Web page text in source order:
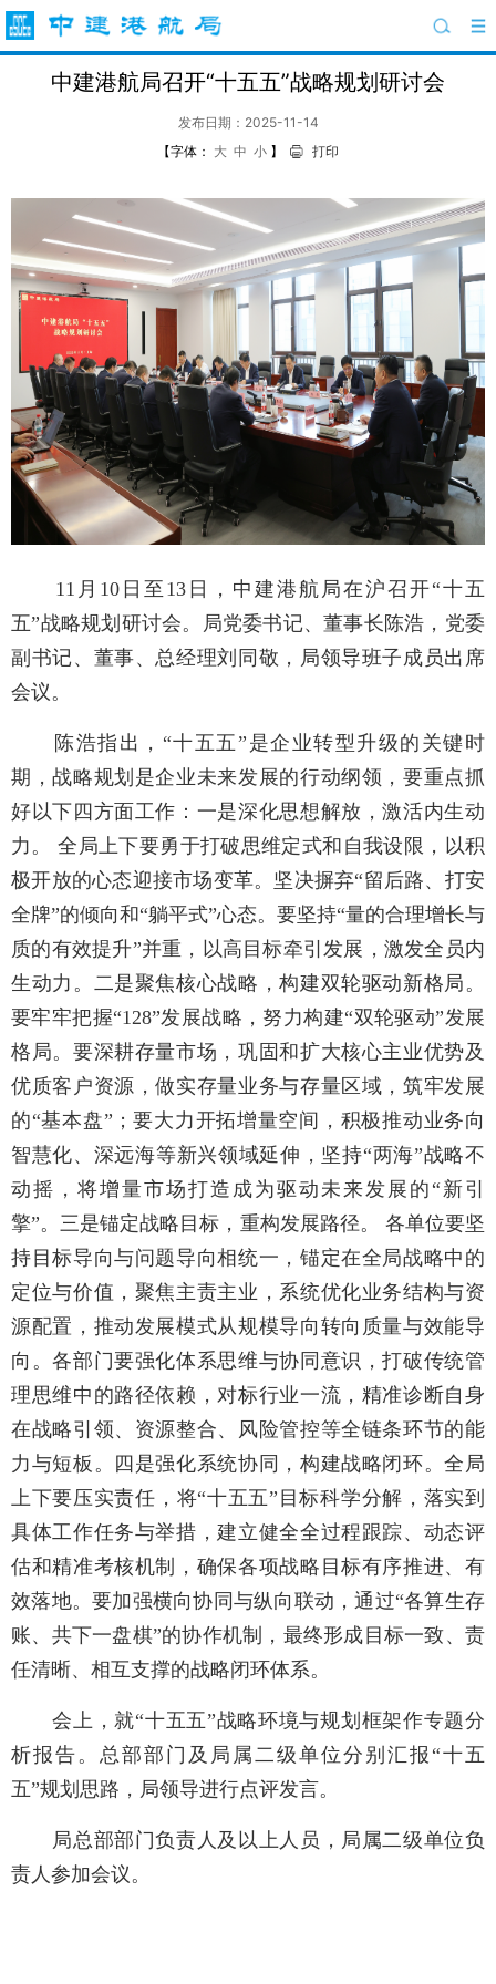
中建港航局召开“十五五”战略规划研讨会
发布日期：2025-11-14
【字体： 大 中 小 】 打印
11月10日至13日，中建港航局在沪召开“十五
五”战略规划研讨会。局党委书记、董事长陈浩，党委
副书记、董事、总经理刘同敬，局领导班子成员出席
会议。
陈浩指出，“十五五”是企业转型升级的关键时
期，战略规划是企业未来发展的行动纲领，要重点抓
好以下四方面工作：一是深化思想解放，激活内生动
力。 全局上下要勇于打破思维定式和自我设限，以积
极开放的心态迎接市场变革。坚决摒弃“留后路、打安
全牌”的倾向和“躺平式”心态。要坚持“量的合理增长与
质的有效提升”并重，以高目标牵引发展，激发全员内
生动力。二是聚焦核心战略，构建双轮驱动新格局。
要牢牢把握“128”发展战略，努力构建“双轮驱动”发展
格局。要深耕存量市场，巩固和扩大核心主业优势及
优质客户资源，做实存量业务与存量区域，筑牢发展
的“基本盘”；要大力开拓增量空间，积极推动业务向
智慧化、深远海等新兴领域延伸，坚持“两海”战略不
动摇，将增量市场打造成为驱动未来发展的“新引
擎”。三是锚定战略目标，重构发展路径。 各单位要坚
持目标导向与问题导向相统一，锚定在全局战略中的
定位与价值，聚焦主责主业，系统优化业务结构与资
源配置，推动发展模式从规模导向转向质量与效能导
向。各部门要强化体系思维与协同意识，打破传统管
理思维中的路径依赖，对标行业一流，精准诊断自身
在战略引领、资源整合、风险管控等全链条环节的能
力与短板。四是强化系统协同，构建战略闭环。全局
上下要压实责任，将“十五五”目标科学分解，落实到
具体工作任务与举措，建立健全全过程跟踪、动态评
估和精准考核机制，确保各项战略目标有序推进、有
效落地。要加强横向协同与纵向联动，通过“各算生存
账、共下一盘棋”的协作机制，最终形成目标一致、责
任清晰、相互支撑的战略闭环体系。
会上，就“十五五”战略环境与规划框架作专题分
析报告。总部部门及局属二级单位分别汇报“十五
五”规划思路，局领导进行点评发言。
局总部部门负责人及以上人员，局属二级单位负
责人参加会议。